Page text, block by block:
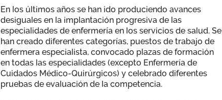
En los últimos años se han ido produciendo avances
desiguales en la implantación progresiva de las
especialidades de enfermería en los servicios de salud. Se
han creado diferentes categorías, puestos de trabajo de
enfermera especialista, convocado plazas de formación
en todas las especialidades (excepto Enfermería de
Cuidados Médico-Quirúrgicos) y celebrado diferentes
pruebas de evaluación de la competencia.